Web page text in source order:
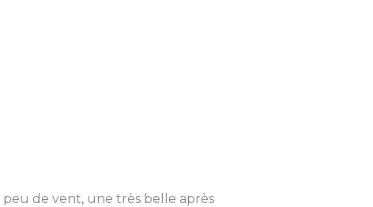
de vent, une très belle après